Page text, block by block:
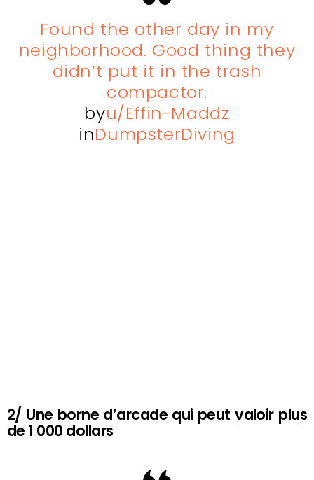
Found the other day in my
neighborhood. Good thing they
didn’t put it in the trash
compactor.
byu/Effin-Maddz
inDumpsterDiving
2/ Une borne d’arcade qui peut valoir plus
de 1 000 dollars